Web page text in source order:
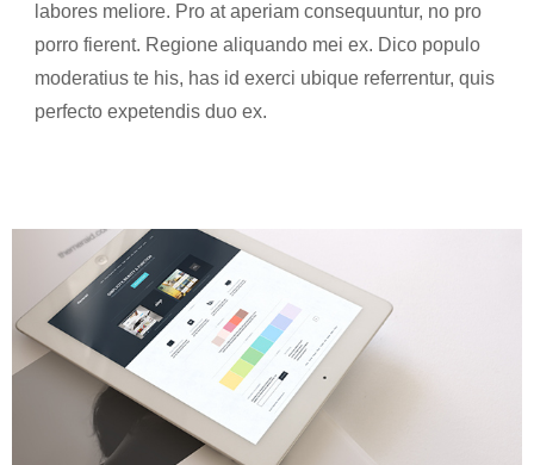
labores meliore. Pro at aperiam consequuntur, no pro
porro fierent. Regione aliquando mei ex. Dico populo
moderatius te his, has id exerci ubique referrentur, quis
perfecto expetendis duo ex.